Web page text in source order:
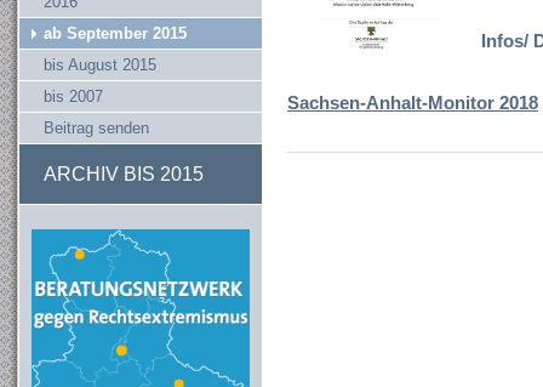
ab September 2015
bis August 2015
bis 2007
Beitrag senden
ARCHIV BIS 2015
Infos/
Sachsen-Anhalt-Monitor 2018